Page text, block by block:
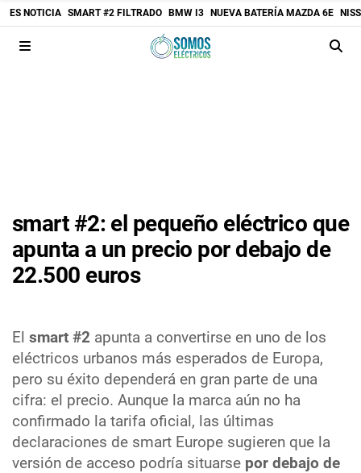
ES NOTICIA SMART #2 FILTRADO BMW I3 NUEVA BATERÍA MAZDA 6E
smart #2: el pequeño eléctrico que
apunta a un precio por debajo de
22.500 euros
El smart #2 apunta a convertirse en uno de los
eléctricos urbanos más esperados de Europa,
pero su éxito dependerá en gran parte de una
cifra: el precio. Aunque la marca aún no ha
confirmado la tarifa oficial, las últimas
declaraciones de smart Europe sugieren que la
versión de acceso podría situarse por debajo de